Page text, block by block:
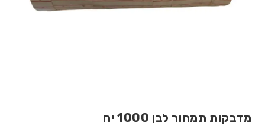
מדבקות תמחור לבן 1000 יח